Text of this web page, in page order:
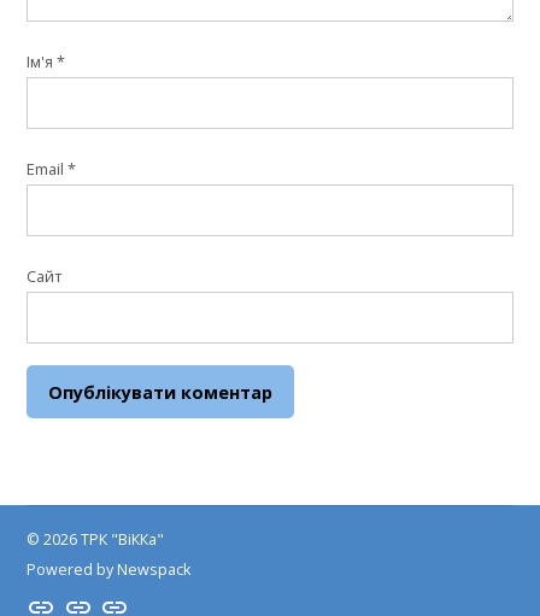
Ім'я*
Email*
Сайт
© 2026 ТРК "ВіККа"
Powered by Newspack
Insta
YouTube
FB